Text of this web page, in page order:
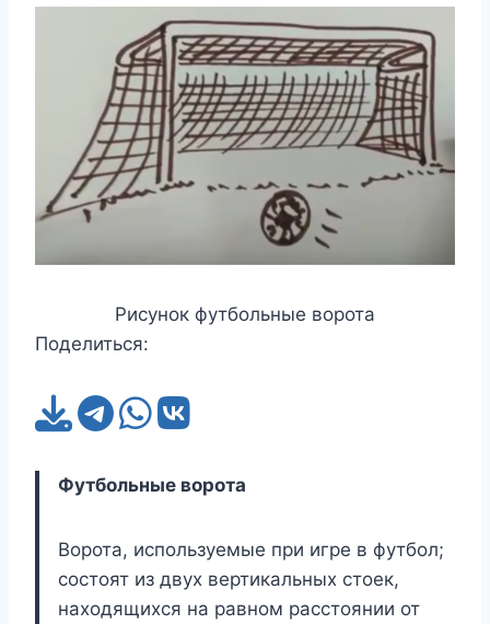
Рисунок футбольные ворота
Поделиться:
Футбольные ворота
Ворота, используемые при игре в футбол;
состоят из двух вертикальных стоек,
находящихся на равном расстоянии от